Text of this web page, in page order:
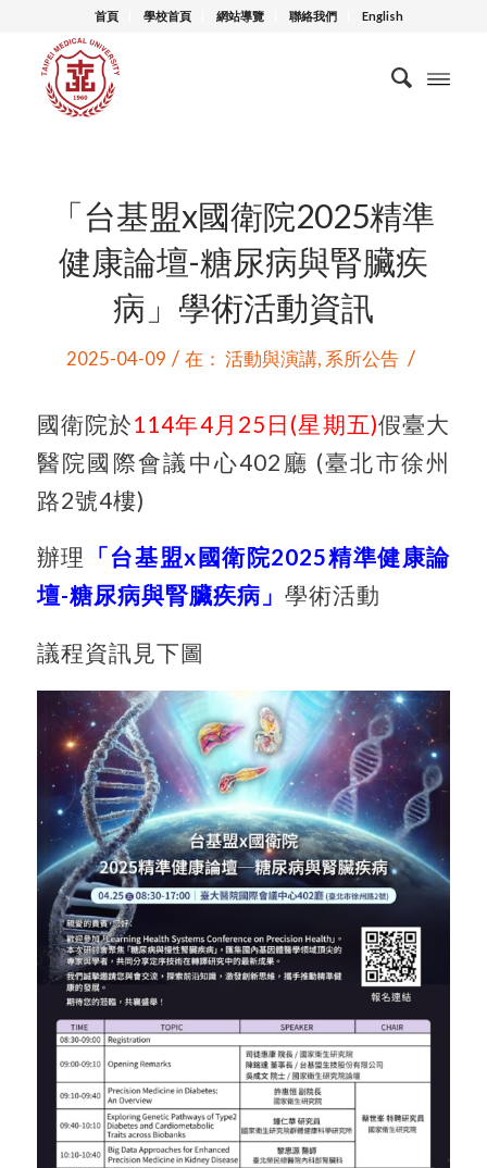
首頁 學校首頁 網站導覽 聯絡我們 English
「台基盟x國衛院2025精準
健康論壇-糖尿病與腎臟疾
病」學術活動資訊
2025-04-09 / 在： 活動與演講, 系所公告 /
國衛院於114年4月25日(星期五)假臺大
醫院國際會議中心402廳 (臺北市徐州
路2號4樓)
辦理
「台基盟x國衛院2025精準健康論
壇-糖尿病與腎臟疾病」 學術活動
議程資訊見下圖